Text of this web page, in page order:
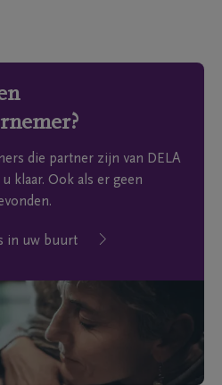
die partner zijn van DELA
klaar. Ook als er geen
in uw buurt